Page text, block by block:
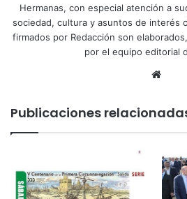
Hermanas, con especial atención a
sociedad, cultura y asuntos de interés
firmados por Redacción son
por el equipo editorial
Sitio
Publicaciones